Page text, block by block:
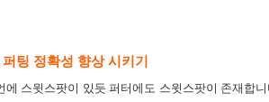
팅 정확성 향상 시키기
에 스윗스팟이 있듯 퍼터에도 스윗스팟이 존재합